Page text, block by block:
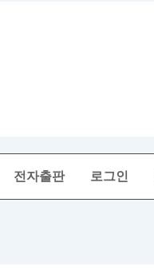
전자출판 로그인